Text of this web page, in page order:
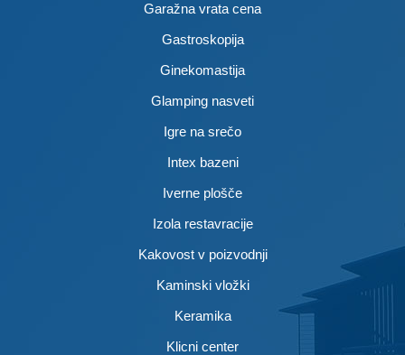
Garažna vrata cena
Gastroskopija
Ginekomastija
Glamping nasveti
Igre na srečo
Intex bazeni
Iverne plošče
Izola restavracije
Kakovost v poizvodnji
Kaminski vložki
Keramika
Klicni center